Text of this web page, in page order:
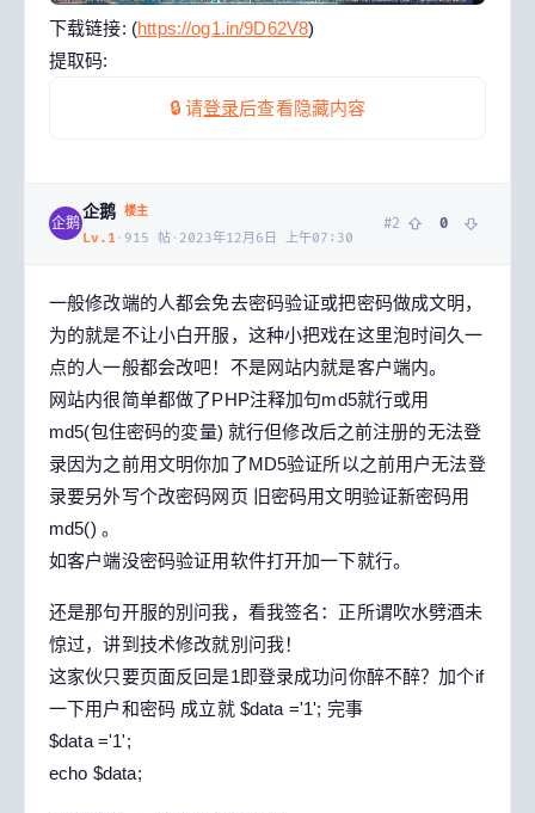
下载链接: (https://og1.in/9D62V8)
提取码:
🔒 请登录后查看隐藏内容
企鹅
企鹅 楼主
Lv. 1 · 915 帖 · 2023年12月6日 上午07:30
#2 0
一般修改端的人都会免去密码验证或把密码做成文明，
为的就是不让小白开服，这种小把戏在这里泡时间久一
点的人一般都会改吧！不是网站内就是客户端内。
网站内很简单都做了PHP注释加句md5就行或用
md5(包住密码的変量) 就行但修改后之前注册的无法登
录因为之前用文明你加了MD5验证所以之前用户无法登
录要另外写个改密码网页 旧密码用文明验证新密码用
md5() 。
如客户端没密码验证用软件打开加一下就行。
还是那句开服的別问我，看我签名：正所谓吹水劈酒未
惊过，讲到技术修改就別问我！
这家伙只要页面反回是1即登录成功问你醉不醉？加个if
一下用户和密码 成立就 $data ='1'; 完事
$data ='1';
echo $data;